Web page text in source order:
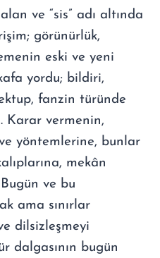
ve “sis” adı altında
görünürlük,
eski ve yeni
yordu; bildiri,
fanzin türünde
Karar vermenin,
yöntemlerine, bunlar
mekân
ve bu
ama sınırlar
dilsizleşmeyi
dalgasının bugün